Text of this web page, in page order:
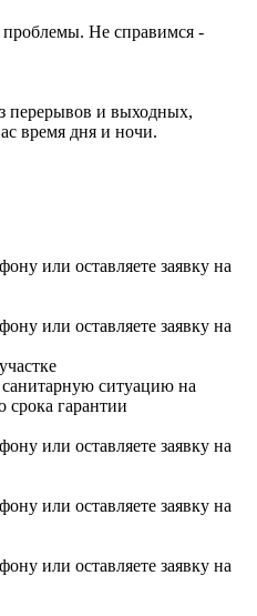
Не справимся -
перерывов и выходных,
время дня и ночи.
или оставляете заявку на
или оставляете заявку на
ситуацию на
срока гарантии
или оставляете заявку на
или оставляете заявку на
или оставляете заявку на